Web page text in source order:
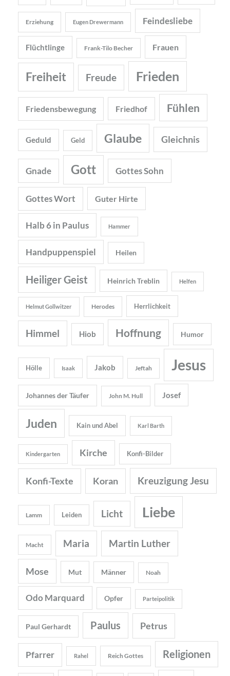
Erziehung Eugen Drewermann Feindesliebe
Flüchtlinge Frank-Tilo Becher Frauen
Freiheit Freude Frieden
Friedensbewegung Friedhof Fühlen
Geduld Geld Glaube Gleichnis
Gnade Gott Gottes Sohn
Gottes Wort Guter Hirte
Halb 6 in Paulus Hammer
Handpuppenspiel Heilen
Heiliger Geist Heinrich Treblin Helfen
Helmut Gollwitzer Herodes Herrlichkeit
Himmel Hiob Hoffnung Humor
Hölle Isaak Jakob Jeftah Jesus
Johannes der Täufer John M. Hull Josef
Juden Kain und Abel Karl Barth
Kindergarten Kirche Konfi-Bilder
Konfi-Texte Koran Kreuzigung Jesu
Lamm Leiden Licht Liebe
Macht Maria Martin Luther
Mose Mut Männer Noah
Odo Marquard Opfer Parteipolitik
Paul Gerhardt Paulus Petrus
Pfarrer Rahel Reich Gottes Religionen